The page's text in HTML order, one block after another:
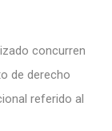
concurren
de derecho
referido al